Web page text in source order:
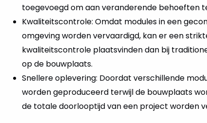
toegevoegd om aan veranderende behoeften
Kwaliteitscontrole: Omdat modules in een
omgeving worden vervaardigd, kan er een
kwaliteitscontrole plaatsvinden dan bij
op de bouwplaats.
Snellere oplevering: Doordat verschillende
worden geproduceerd terwijl de bouwplaats
de totale doorlooptijd van een project worden